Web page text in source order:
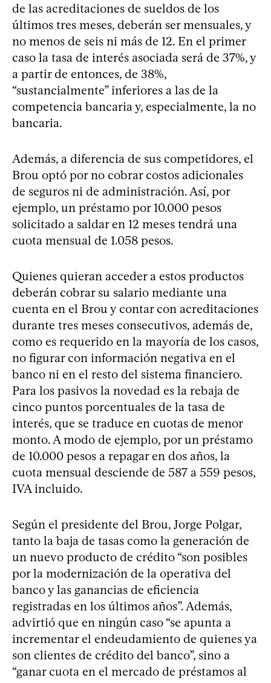
de las acreditaciones de sueldos de los
últimos tres meses, deberán ser mensuales, y
no menos de seis ni más de 12. En el primer
caso la tasa de interés asociada será de 37%, y
a partir de entonces, de 38%,
“sustancialmente” inferiores a las de la
competencia bancaria y, especialmente, la no
bancaria.
Además, a diferencia de sus competidores, el
Brou optó por no cobrar costos adicionales
de seguros ni de administración. Así, por
ejemplo, un préstamo por 10.000 pesos
solicitado a saldar en 12 meses tendrá una
cuota mensual de 1.058 pesos.
Quienes quieran acceder a estos productos
deberán cobrar su salario mediante una
cuenta en el Brou y contar con acreditaciones
durante tres meses consecutivos, además de,
como es requerido en la mayoría de los casos,
no figurar con información negativa en el
banco ni en el resto del sistema financiero.
Para los pasivos la novedad es la rebaja de
cinco puntos porcentuales de la tasa de
interés, que se traduce en cuotas de menor
monto. A modo de ejemplo, por un préstamo
de 10.000 pesos a repagar en dos años, la
cuota mensual desciende de 587 a 559 pesos,
IVA incluido.
Según el presidente del Brou, Jorge Polgar,
tanto la baja de tasas como la generación de
un nuevo producto de crédito “son posibles
por la modernización de la operativa del
banco y las ganancias de eficiencia
registradas en los últimos años”. Además,
advirtió que en ningún caso “se apunta a
incrementar el endeudamiento de quienes ya
son clientes de crédito del banco”, sino a
“ganar cuota en el mercado de préstamos al